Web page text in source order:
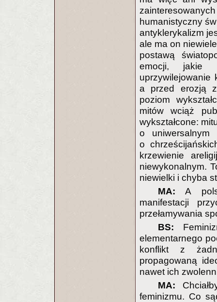
humanistyczny
antyklerykalizm
ale ma on
postawą
emocji, jakie
a przed erozją
poziom
mitów wciąż
wykształcone:
o uniwersalnym
o
krzewienie
niewykonalnym.
niewielki i chyba
MA: A
manifestacji
przełamywania
BS:
elementarnego
konflikt z
propagowaną
nawet ich
MA:
feminizmu. Co